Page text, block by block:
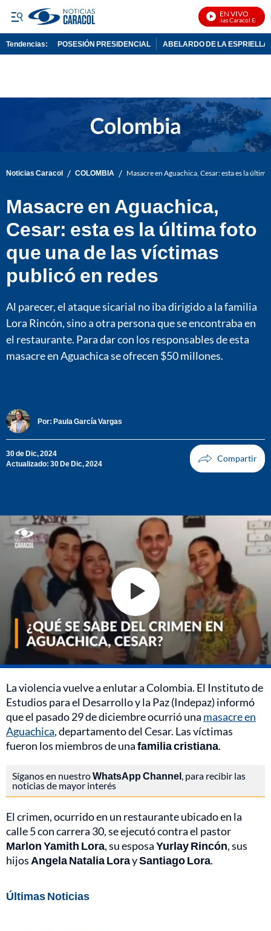
EN VIVO
Noticias Caracol En Vivo
Tendencias: POSESIÓN PRESIDENCIAL ABELARDO DE LA ESPRIELLA
Noticias Caracol / COLOMBIA / Masacre en Aguachica, Cesar: esta es la
Masacre en Aguachica,
Cesar: esta es la última foto
que una de las víctimas
publicó en redes
Al parecer, el ataque sicarial no iba dirigido a la familia
Lora Rincón, sino a otra persona que se encontraba en
el restaurante. Para dar con los responsables de esta
masacre en Aguachica se ofrecen $50 millones.
Por: Paula García Vargas
30 de Dic, 2024
Actualizado: 30 De Dic, 2024
La violencia vuelve a enlutar a Colombia. El Instituto de
Estudios para el Desarrollo y la Paz (Indepaz) informó
que el pasado 29 de diciembre ocurrió una masacre en
Aguachica, departamento del Cesar. Las víctimas
fueron los miembros de unafamilia cristiana.
Síganos en nuestroWhatsApp Channel , para recibir las
noticias de mayor interés
El crimen, ocurrido en un restaurante ubicado en la
calle 5 con carrera 30, se ejecutó contra el pastor
Marlon Yamith Lora, su esposaYurlay Rincón, sus
hijos Angela Natalia LoraySantiago Lora.
Últimas Noticias